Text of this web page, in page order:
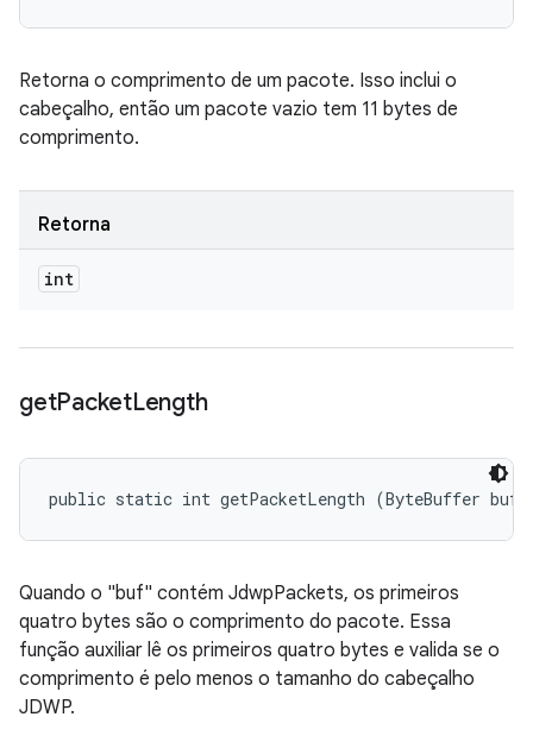
Retorna o comprimento de um pacote. Isso inclui o
cabeçalho, então um pacote vazio tem 11 bytes de
comprimento.
Retorna
int
getPacketLength
public static int getPacketLength (ByteBuffer buf)
Quando o "buf" contém JdwpPackets, os primeiros
quatro bytes são o comprimento do pacote. Essa
função auxiliar lê os primeiros quatro bytes e valida se o
comprimento é pelo menos o tamanho do cabeçalho
JDWP.